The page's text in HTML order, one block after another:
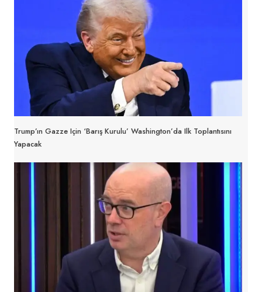
Trump’ın Gazze Için ‘Barış Kurulu’ Washington’da Ilk Toplantısını
Yapacak